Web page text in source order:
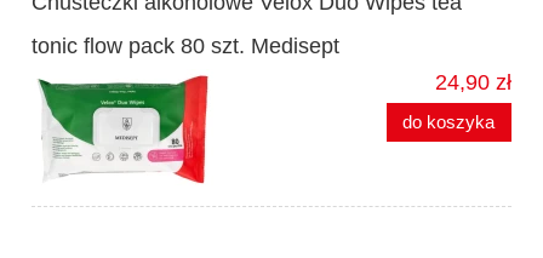
tonic flow pack 80 szt. Medisept
24,90 zł
do koszyka